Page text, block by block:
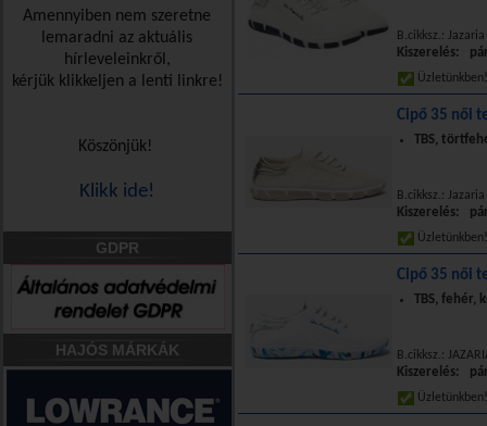
Amennyiben nem szeretne
lemaradni az aktuális
hírleveleinkről,
kérjük klikkeljen a lenti linkre!
Köszönjük!
Klikk ide!
GDPR
HAJÓS MÁRKÁK
B.cikksz.:
Kiszerelés:
Cipő 35 női
TBS,
B.cikksz.:
Kiszerelés:
Cipő 35 női
TBS, fehér,
B.cikksz.:
Kiszerelés: